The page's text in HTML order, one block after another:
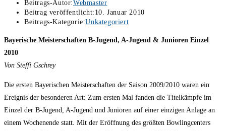
Beitrags-Autor:Webmaster
Beitrag veröffentlicht: 10. Januar 2010
Beitrags-Kategorie:Unkategoriert
Bayerische Meisterschaften B-Jugend, A-Jugend & Junioren Einzel
2010
Von Steffi Gschrey
Die ersten Bayerischen Meisterschaften der Saison 2009/2010 waren ein
Ereignis der besonderen Art: Zum ersten Mal fanden die Titelkämpfe im
Einzel der B-Jugend, A-Jugend und Junioren auf einer einzigen Anlage an
einem Wochenende statt. Mit der Eröffnung des größten Bowlingcenters